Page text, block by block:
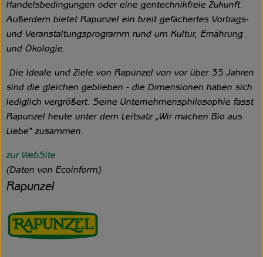
Handelsbedingungen oder eine gentechnikfreie Zukunft.
Außerdem bietet Rapunzel ein breit gefächertes Vortrags-
und Veranstaltungsprogramm rund um Kultur, Ernährung
und Ökologie.
Die Ideale und Ziele von Rapunzel von vor über 35 Jahren
sind die gleichen geblieben - die Dimensionen haben sich
lediglich vergrößert. Seine Unternehmensphilosophie fasst
Rapunzel heute unter dem Leitsatz „Wir machen Bio aus
Liebe“ zusammen.
zur WebSite
(Daten von Ecoinform)
Rapunzel